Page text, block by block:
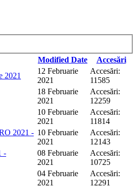
Modified Date
Accesări
2021
12 Februarie
2021
Accesări:
11585
18 Februarie
2021
Accesări:
12259
10 Februarie
2021
Accesări:
11814
2021 - 10 Februarie
2021
Accesări:
12143
-
08 Februarie
2021
Accesări:
10725
04 Februarie
2021
Accesări:
12291